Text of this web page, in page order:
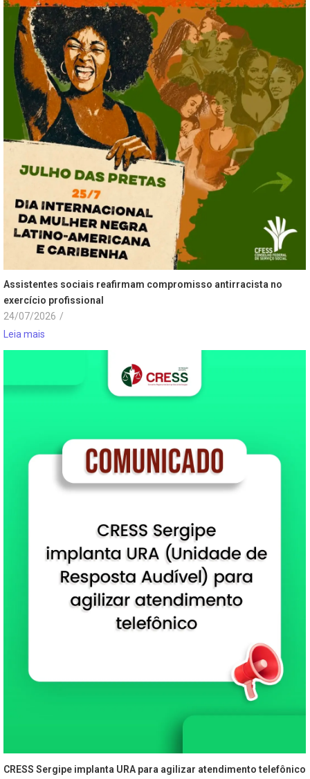
Assistentes sociais reafirmam compromisso antirracista no
exercício profissional
24/07/2026 /
Leia mais
CRESS Sergipe implanta URA para agilizar atendimento telefônico